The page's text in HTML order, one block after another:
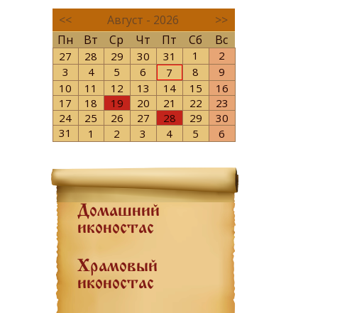
<< Август - 2026
>>
Пн
Вт Ср Чт Пт Сб Вс
27 28 29 30 31 1
2
3
4 5 6 7 8
9
10
11 12 13 14 15
16
17
18 19 20 21 22
23
24
25 26 27 28 29
30
31
1 2 3 4 5 6
Домашний
иконостас
Храмовый
иконостас